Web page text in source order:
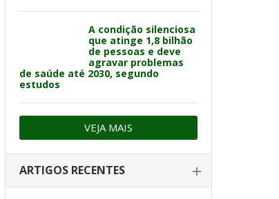
A condição silenciosa
que atinge 1,8 bilhão
de pessoas e deve
agravar problemas
de saúde até 2030, segundo
estudos
VEJA MAIS
ARTIGOS RECENTES